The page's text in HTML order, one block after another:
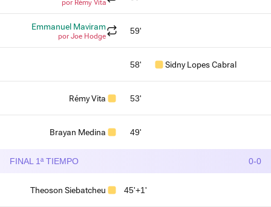
por Rémy Vita
Emmanuel Maviram
por Joe Hodge
59'
58' Sidny Lopes Cabral
Rémy Vita 53'
Brayan Medina 49'
FINAL 1ª TIEMPO 0-0
Theoson Siebatcheu 45'+1'